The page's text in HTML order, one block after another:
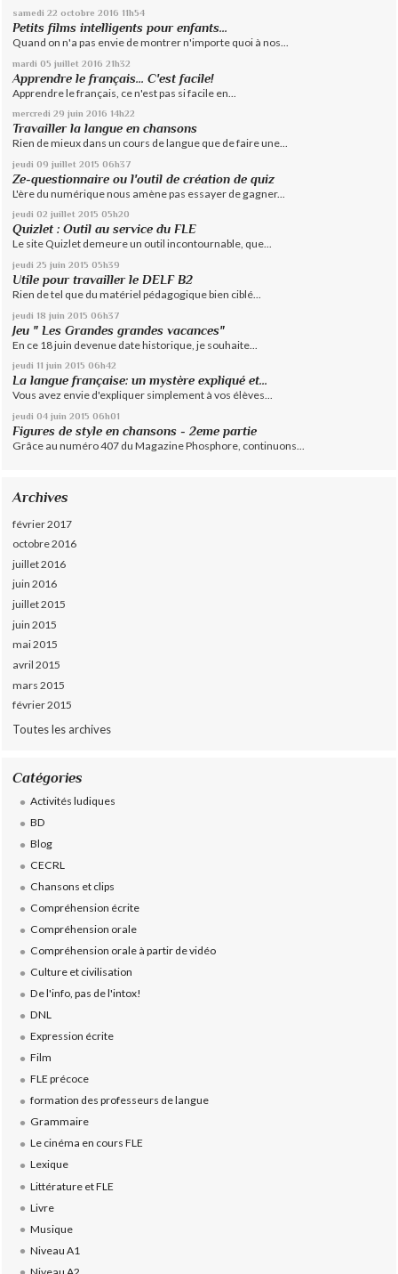
samedi 22 octobre 2016 11h54
Petits films intelligents pour enfants...
Quand on n'a pas envie de montrer n'importe quoi à nos...
mardi 05 juillet 2016 21h32
Apprendre le français... C'est facile!
Apprendre le français, ce n'est pas si facile en...
mercredi 29 juin 2016 14h22
Travailler la langue en chansons
Rien de mieux dans un cours de langue que de faire une...
jeudi 09 juillet 2015 06h37
Ze-questionnaire ou l'outil de création de quiz
L'ère du numérique nous amène pas essayer de gagner...
jeudi 02 juillet 2015 05h20
Quizlet : Outil au service du FLE
Le site Quizlet demeure un outil incontournable, que...
jeudi 25 juin 2015 05h39
Utile pour travailler le DELF B2
Rien de tel que du matériel pédagogique bien ciblé...
jeudi 18 juin 2015 06h37
Jeu " Les Grandes grandes vacances"
En ce 18 juin devenue date historique, je souhaite...
jeudi 11 juin 2015 06h42
La langue française: un mystère expliqué et...
Vous avez envie d'expliquer simplement à vos élèves...
jeudi 04 juin 2015 06h01
Figures de style en chansons - 2eme partie
Grâce au numéro 407 du Magazine Phosphore, continuons...
Archives
février 2017
octobre 2016
juillet 2016
juin 2016
juillet 2015
juin 2015
mai 2015
avril 2015
mars 2015
février 2015
Toutes les archives
Catégories
Activités ludiques
BD
Blog
CECRL
Chansons et clips
Compréhension écrite
Compréhension orale
Compréhension orale à partir de vidéo
Culture et civilisation
De l'info, pas de l'intox!
DNL
Expression écrite
Film
FLE précoce
formation des professeurs de langue
Grammaire
Le cinéma en cours FLE
Lexique
Littérature et FLE
Livre
Musique
Niveau A1